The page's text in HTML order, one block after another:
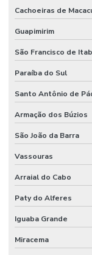
Cachoeiras de
Guapimirim
São Francisco de
Paraíba do Sul
Santo Antônio de
Armação dos Búzios
São João da Barra
Vassouras
Arraial do Cabo
Paty do Alferes
Iguaba Grande
Miracema